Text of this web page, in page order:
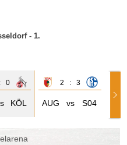
- 1.
0
KÖL
2 : 3
AUG vs S04